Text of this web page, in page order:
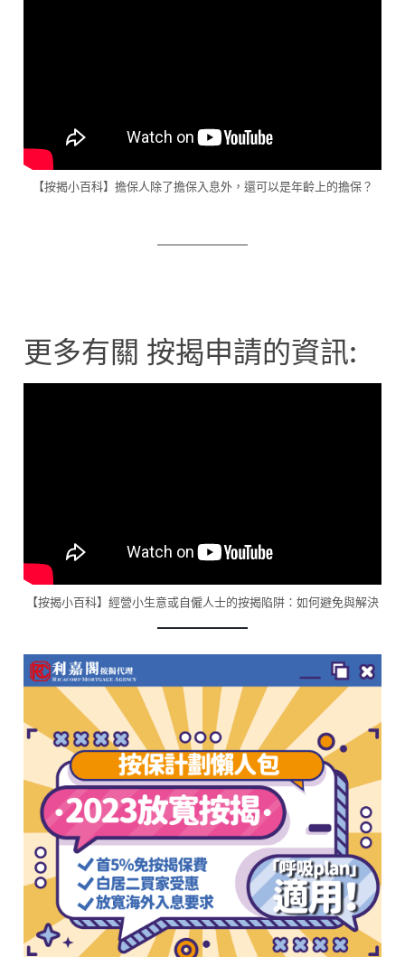
【按揭小百科】擔保人除了擔保入息外，還可以是年齡上的擔保？
更多有關 按揭申請的資訊:
【按揭小百科】經營小生意或自僱人士的按揭陷阱：如何避免與解決